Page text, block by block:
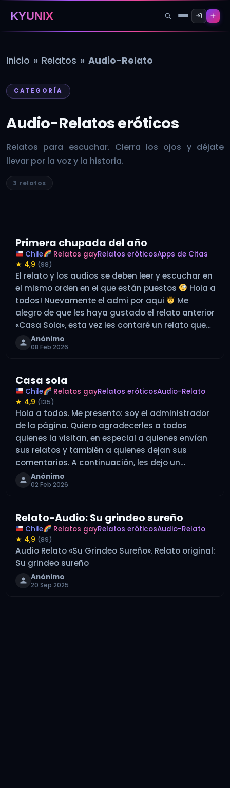
KYUNIX
Inicio » Relatos » Audio-Relato
CATEGORÍA
Audio-Relatos eróticos
Relatos para escuchar. Cierra los ojos y déjate
llevar por la voz y la historia.
3 relatos
Primera chupada del año
Chile Relatos gayRelatos eróticosApps de Citas
★ 4,9 (98)
El relato y los audios se deben leer y escuchar en
el mismo orden en el que están puestos
Hola a
todos! Nuevamente el admi por aqui
Me
alegro de que les haya gustado el relato anterior
«Casa Sola», esta vez les contaré un relato que
ocurrió hace…
Anónimo
08 Feb 2026
Casa sola
Chile Relatos gayRelatos eróticosAudio-Relato
★ 4,9 (135)
Hola a todos. Me presento: soy el administrador
de la página. Quiero agradecerles a todos
quienes la visitan, en especial a quienes envían
sus relatos y también a quienes dejan sus
comentarios. A continuación, les dejo un
pequeño relato mío: Primero me gustaría
describirme un poco, en ese entonces tenía…
Anónimo
02 Feb 2026
Relato-Audio: Su grindeo sureño
Chile Relatos gayRelatos eróticosAudio-Relato
★ 4,9 (89)
Audio Relato «Su Grindeo Sureño». Relato original:
Su grindeo sureño
Anónimo
20 Sep 2025